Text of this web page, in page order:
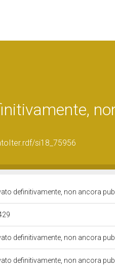
si18_75956
definitivamente, non ancora
definitivamente, non ancora
definitivamente, non ancora